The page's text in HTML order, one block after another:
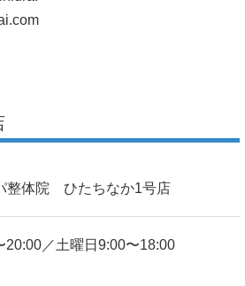
整体院 ひたちなか1号店
20:00／土曜日9:00〜18:00